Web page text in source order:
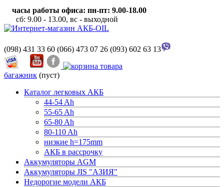
часы работы офиса: пн-пт: 9.00-18.00
сб: 9.00 - 13.00, вс - выходной
(098) 431 33 60 (066) 473 07 26 (093) 602 63 13
багажник (пуст)
Каталог легковых АКБ
44-54 Ah
55-65 Ah
65-80 Ah
80-110 Ah
низкие h=175mm
АКБ в рассрочку
Аккумуляторы AGM
Аккумуляторы JIS "АЗИЯ"
Недорогие модели АКБ